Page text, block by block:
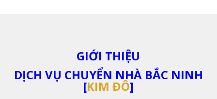
GIỚI THIỆU
DỊCH VỤ CHUYỂN NHÀ BẮC NINH
[KIM ĐÔ]